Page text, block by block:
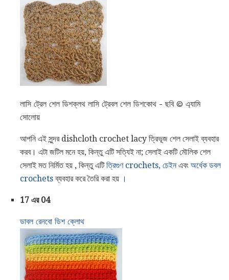
লাসি ট্রেল শেল ডিশক্লথ লাসি ট্রেবল শেল ডিশকোথ - ছবি © এ্যামি
সোলোয়
আপনি এই সুন্দর dishcloth crochet lacy ত্রিভূজ শেল সেলাই ব্যবহার
করব। এটা জটিল মনে হয়, কিন্তু এটি সত্যিই না; সেলাই একটি মৌলিক শেল
সেলাই মত নির্মিত হয় , কিন্তু এটিত্রিগুণ crochets, চেইনএবং অর্ধেক ডবল
crochetsব্যবহার করে তৈরি করা হয় ।
17 এর 04
ডাবল রেনবো ডিশ ক্লোথ